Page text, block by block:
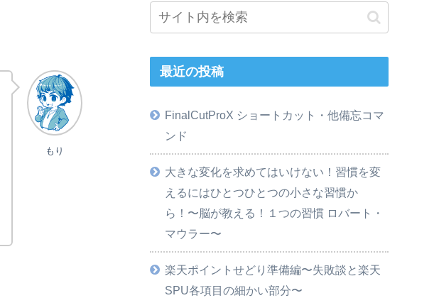
もり
最近の投稿
FinalCutProX ショートカット・他備忘コマ
ンド
大きな変化を求めてはいけない！習慣を変
えるにはひとつひとつの小さな習慣か
ら！〜脳が教える！１つの習慣 ロバート・
マウラー〜
楽天ポイントせどり準備編〜失敗談と楽天
SPU各項目の細かい部分〜